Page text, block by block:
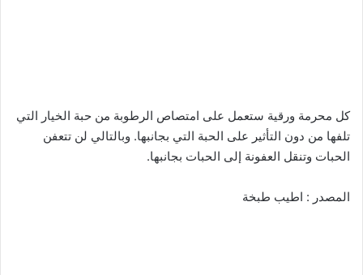
كل محرمة ورقية ستعمل على امتصاص الرطوبة من حبة الخيار التي
تلفها من دون التأثير على الحبة التي بجانبها. وبالتالي لن تتعفن
الحبات وتنقل العفونة إلى الحبات بجانبها.
المصدر : اطيب طبخة